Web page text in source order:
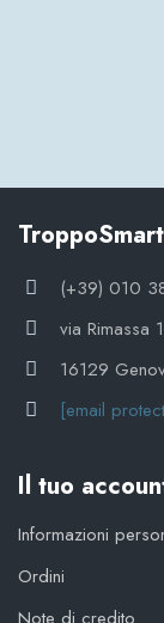
TroppoSmart
(+39) 010
via Rimassa
16129
[email
Il tuo
Informazioni
Ordini
Note di credito